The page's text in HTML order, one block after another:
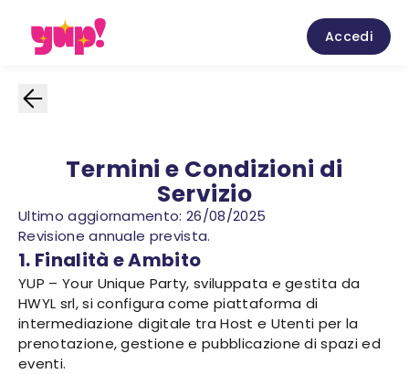
Accedi
Termini e Condizioni di
Servizio
Ultimo aggiornamento: 26/08/2025
Revisione annuale prevista.
1. Finalità e Ambito
YUP – Your Unique Party, sviluppata e gestita da
HWYL srl, si configura come piattaforma di
intermediazione digitale tra Host e Utenti per la
prenotazione, gestione e pubblicazione di spazi ed
eventi.